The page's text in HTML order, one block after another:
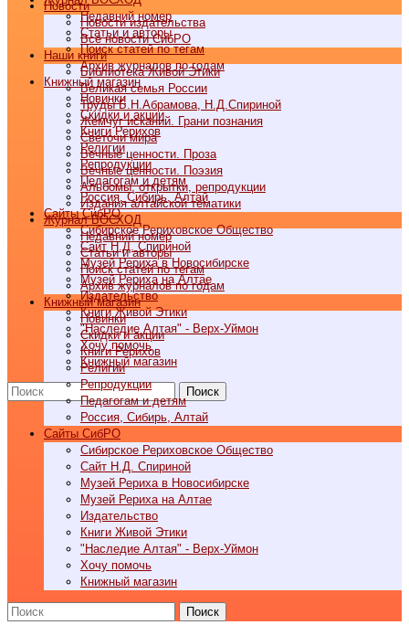
Недавний номер
Статьи и авторы
Поиск статей по тегам
Архив журналов по годам
Книжный магазин
Новинки
Скидки и акции
Книги Рерихов
Религии
Репродукции
Педагогам и детям
Россия, Сибирь, Алтай
Cайты СибРО
Сибирское Рериховское Общество
Сайт Н.Д. Спириной
Музей Рериха в Новосибирске
Музей Рериха на Алтае
Издательство
Книги Живой Этики
"Наследие Алтая" - Верх-Уймон
Хочу помочь
Книжный магазин
Поиск
Новости
Новости издательства
Все новости СибРО
Наши книги
Библиотека Живой Этики
Великая семья России
Труды Б.Н.Абрамова, Н.Д.Спириной
Жемчуг исканий. Грани познания
Светочи мира
Вечные ценности. Проза
Вечные ценности. Поэзия
Альбомы, открытки, репродукции
Издания алтайской тематики
Журнал ВОСХОД
Недавний номер
Статьи и авторы
Поиск статей по тегам
Архив журналов по годам
Книжный магазин
Новинки
Скидки и акции
Книги Рерихов
Религии
Репродукции
Педагогам и детям
Россия, Сибирь, Алтай
Cайты СибРО
Сибирское Рериховское Общество
Сайт Н.Д. Спириной
Музей Рериха в Новосибирске
Музей Рериха на Алтае
Издательство
Книги Живой Этики
"Наследие Алтая" - Верх-Уймон
Хочу помочь
Книжный магазин
Поиск